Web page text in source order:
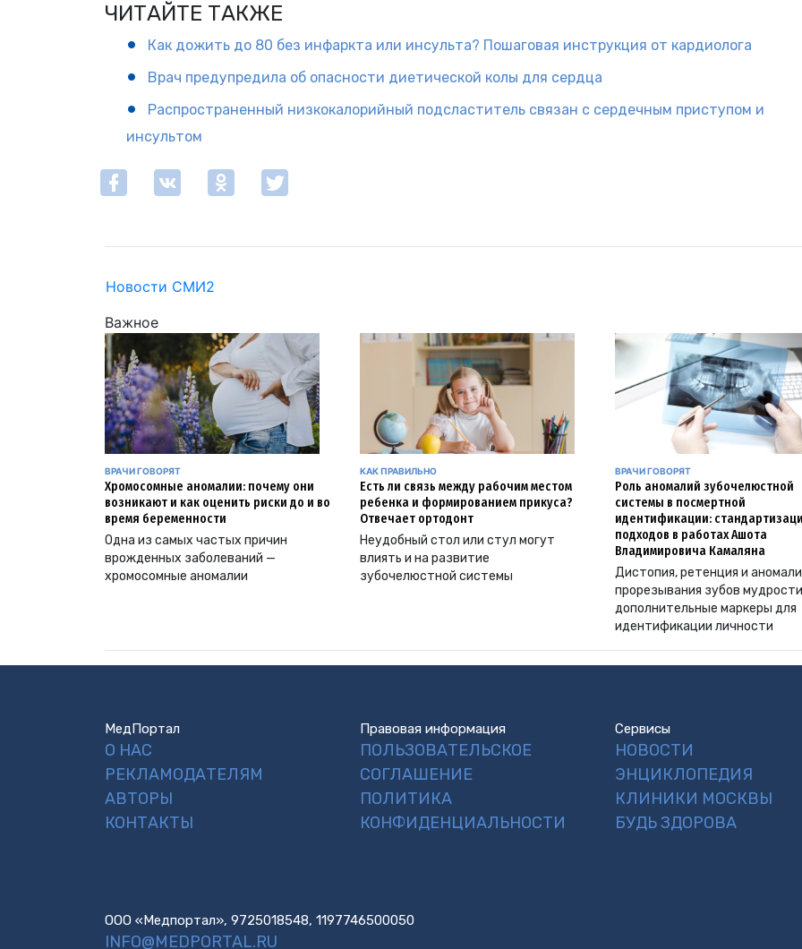
ЧИТАЙТЕ ТАКЖЕ
Как дожить до 80 без инфаркта или инсульта? Пошаговая инструкция от кардиолога
Врач предупредила об опасности диетической колы для сердца
Распространенный низкокалорийный подсластитель связан с сердечным приступом и
инсультом
Новости СМИ2
Важное
ВРАЧИ ГОВОРЯТ
Хромосомные аномалии: почему они
возникают и как оценить риски до и во
время беременности
Одна из самых частых причин
врожденных заболеваний —
хромосомные аномалии
КАК ПРАВИЛЬНО
Есть ли связь между рабочим местом
ребенка и формированием прикуса?
Отвечает ортодонт
Неудобный стол или стул могут
влиять и на развитие
зубочелюстной системы
ВРАЧИ ГОВОРЯТ
Роль аномалий зубочелюстной
системы в посмертной
идентификации:
подходов в работах Ашота
Владимировича Камаляна
Дистопия, ретенция и
прорезывания зубов
дополнительные маркеры для
идентификации личности
МедПортал
О НАС
РЕКЛАМОДАТЕЛЯМ
АВТОРЫ
КОНТАКТЫ
Правовая информация
ПОЛЬЗОВАТЕЛЬСКОЕ
СОГЛАШЕНИЕ
ПОЛИТИКА
КОНФИДЕНЦИАЛЬНОСТИ
Сервисы
НОВОСТИ
ЭНЦИКЛОПЕДИЯ
КЛИНИКИ МОСКВЫ
БУДЬ ЗДОРОВА
ООО «Медпортал», 9725018548, 1197746500050
INFO@MEDPORTAL.RU